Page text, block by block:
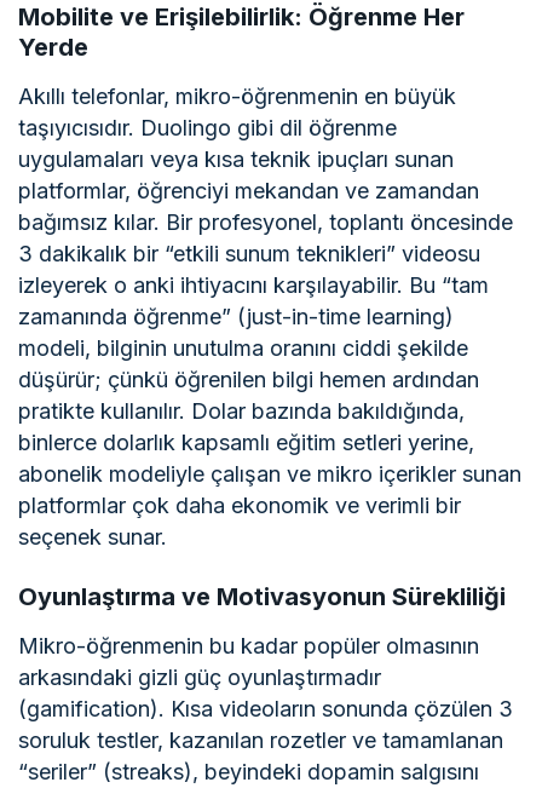
Mobilite ve Erişilebilirlik: Öğrenme Her
Yerde
Akıllı telefonlar, mikro-öğrenmenin en büyük
taşıyıcısıdır. Duolingo gibi dil öğrenme
uygulamaları veya kısa teknik ipuçları sunan
platformlar, öğrenciyi mekandan ve zamandan
bağımsız kılar. Bir profesyonel, toplantı öncesinde
3 dakikalık bir “etkili sunum teknikleri” videosu
izleyerek o anki ihtiyacını karşılayabilir. Bu “tam
zamanında öğrenme” (just-in-time learning)
modeli, bilginin unutulma oranını ciddi şekilde
düşürür; çünkü öğrenilen bilgi hemen ardından
pratikte kullanılır. Dolar bazında bakıldığında,
binlerce dolarlık kapsamlı eğitim setleri yerine,
abonelik modeliyle çalışan ve mikro içerikler sunan
platformlar çok daha ekonomik ve verimli bir
seçenek sunar.
Oyunlaştırma ve Motivasyonun Sürekliliği
Mikro-öğrenmenin bu kadar popüler olmasının
arkasındaki gizli güç oyunlaştırmadır
(gamification). Kısa videoların sonunda çözülen 3
soruluk testler, kazanılan rozetler ve tamamlanan
“seriler” (streaks), beyindeki dopamin salgısını